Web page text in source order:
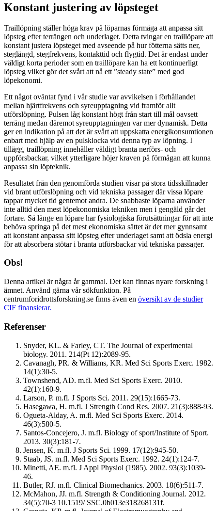
Konstant justering av löpsteget
Traillöpning ställer höga krav på löparnas förmåga att anpassa sitt
löpsteg efter terrängen och underlaget. Detta tvingar en traillöpare att
konstant justera löpsteget med avseende på hur fötterna sätts ner,
steglängd, stegfrekvens, kontakttid och flygtid. Det är endast under
väldigt korta perioder som en traillöpare kan ha ett kontinuerligt
löpsteg vilket gör det svårt att nå ett ”steady state” med god
löpekonomi.
Ett något oväntat fynd i vår studie var avvikelsen i förhållandet
mellan hjärtfrekvens och syreupptagning vid framför allt
utförslöpning. Pulsen låg konstant högt från start till mål oavsett
terräng medan däremot syreupptagningen var mer dynamisk. Detta
ger en indikation på att det är svårt att uppskatta energikonsumtionen
enbart med hjälp av en pulsklocka vid denna typ av löpning. I
tillägg, traillöpning innehåller väldigt branta nerförs- och
uppförsbackar, vilket ytterligare höjer kraven på förmågan att kunna
anpassa sin löpteknik.
Resultatet från den genomförda studien visar på stora tidsskillnader
vid brant utförslöpning och vid tekniska passager där vissa löpare
tappar mycket tid gentemot andra. De snabbaste löparna använder
inte alltid den mest löpekonomiska tekniken men i gengäld går det
fortare. Så länge en löpare har fysiologiska förutsättningar för att inte
behöva springa på det mest ekonomiska sättet är det mer gynnsamt
att konstant anpassa sitt löpsteg efter underlaget samt att ödsla energi
för att absorbera stötar i branta utförsbackar vid tekniska passager.
Obs!
Denna artikel är några år gammal. Det kan finnas nyare forskning i
ämnet. Använd gärna vår sökfunktion. På
centrumforidrottsforskning.se finns även en översikt av de studier
CIF finansierar.
Referenser
Snyder, KL. & Farley, CT. The Journal of experimental
biology. 2011. 214(Pt 12):2089-95.
Cavanagh, PR. & Williams, KR. Med Sci Sports Exerc. 1982.
14(1):30-5.
Townshend, AD. m.fl. Med Sci Sports Exerc. 2010.
42(1):160-9.
Larson, P. m.fl. J Sports Sci. 2011. 29(15):1665-73.
Hasegawa, H. m.fl. J Strength Cond Res. 2007. 21(3):888-93.
Ogueta-Alday, A. m.fl. Med Sci Sports Exerc. 2014.
46(3):580-5.
Santos-Concejero, J. m.fl. Biology of sport/Institute of Sport.
2013. 30(3):181-7.
Jensen, K. m.fl. J Sports Sci. 1999. 17(12):945-50.
Staab, JS. m.fl. Med Sci Sports Exerc. 1992. 24(1):124-7.
Minetti, AE. m.fl. J Appl Physiol (1985). 2002. 93(3):1039-
46.
Butler, RJ. m.fl. Clinical Biomechanics. 2003. 18(6):511-7.
McMahon, JJ. m.fl. Strength & Conditioning Journal. 2012.
34(5):70-3 10.1519/ SSC.0b013e318268131f.